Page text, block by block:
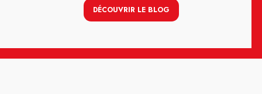
DÉCOUVRIR LE BLOG